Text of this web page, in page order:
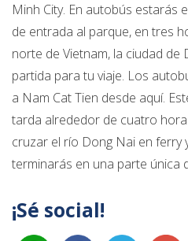
Minh City. En autobús estarás
de entrada al parque, en tres
norte de Vietnam, la ciudad de
partida para tu viaje. Los
a Nam Cat Tien desde aquí.
tarda alrededor de cuatro
cruzar el río Dong Nai en ferry
terminarás en una parte única
¡Sé social!